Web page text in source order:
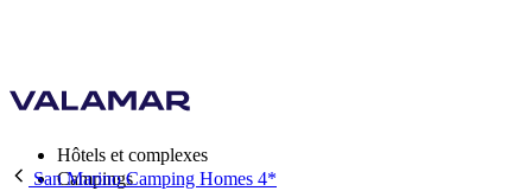
Hôtels et complexes
Campings
San Marino Camping Homes 4*